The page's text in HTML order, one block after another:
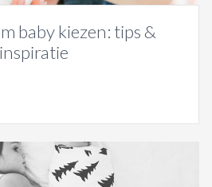
baby kiezen: tips &
inspiratie